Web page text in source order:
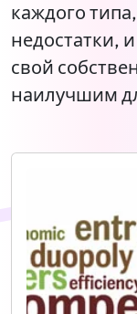
каждого
недостатки,
свой
наилучшим